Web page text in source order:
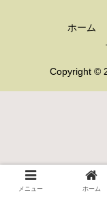
ホーム
Copyright ©
メニュー ホーム